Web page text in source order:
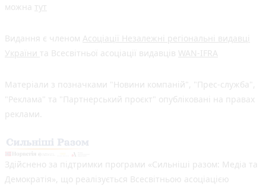
можна тут
Видання є членом Асоціації Незалежні регіональні видавці
України та Всесвітньої асоціації видавців WAN-IFRA
Матеріали з позначками "Новини компаній", "Прес-служба",
"Реклама" та "Партнерський проєкт" опубліковані на правах
реклами.
Здійснено за підтримки програми «Сильніші разом: Медіа та
Демократія», що реалізується Всесвітньою асоціацією